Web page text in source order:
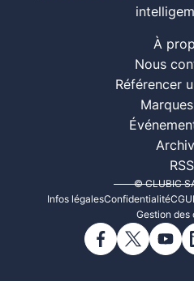
À
Nous
Référencer
RSS
© CLUBIC
Infos légalesConfidentialitéCGU
Gestion des